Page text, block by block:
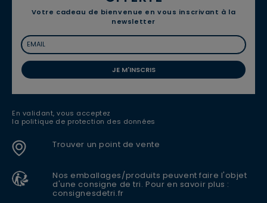
Votre cadeau de bienvenue en vous inscrivant à la
newsletter
JE M'INSCRIS
En validant, vous acceptez
la politique de protection des données
Trouver un point de vente
Nos emballages/produits peuvent faire l'objet
d'une consigne de tri. Pour en savoir plus :
consignesdetri.fr